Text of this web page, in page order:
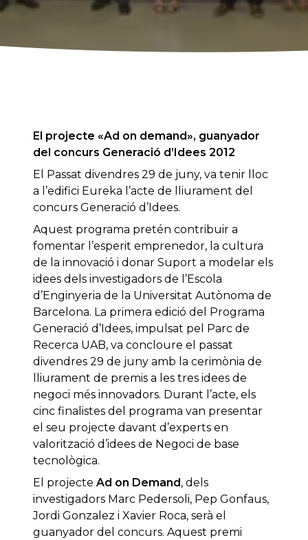
El projecte «Ad on demand», guanyador
del concurs Generació d’Idees 2012
El Passat divendres 29 de juny, va tenir lloc
a l’edifici Eureka l’acte de lliurament del
concurs Generació d’Idees.
Aquest programa pretén contribuir a
fomentar l’esperit emprenedor, la cultura
de la innovació i donar Suport a modelar els
idees dels investigadors de l’Escola
d’Enginyeria de la Universitat Autònoma de
Barcelona. La primera edició del Programa
Generació d’Idees, impulsat pel Parc de
Recerca UAB, va concloure el passat
divendres 29 de juny amb la cerimònia de
lliurament de premis a les tres idees de
negoci més innovadors. Durant l’acte, els
cinc finalistes del programa van presentar
el seu projecte davant d’experts en
valorització d’idees de Negoci de base
tecnològica.
El projecte Ad on Demand, dels
investigadors Marc Pedersoli, Pep Gonfaus,
Jordi Gonzalez i Xavier Roca, serà el
guanyador del concurs. Aquest premi